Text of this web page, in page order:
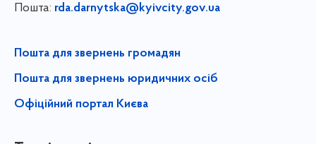
Пошта: rda.darnytska@kyivcity.gov.ua
Пошта для звернень громадян
Пошта для звернень юридичних осіб
Офіційний портал Києва